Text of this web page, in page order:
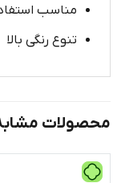
مناسب
تنوع رنگی بالا
محصولات